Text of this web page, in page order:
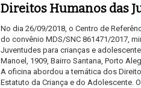
Direitos Humanos das
No dia 26/09/2018, o Centro de
do convênio MDS/SNC 861471/2017,
Juventudes para crianças e
Manoel, 1909, Bairro Santana, Porto
A oficina abordou a temática dos
Estatuto da Criança e do Adolescente.